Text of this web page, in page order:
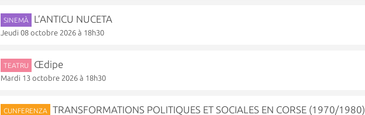
SINEMÀ L’ANTICU NUCETA
Jeudi 08 octobre 2026 à 18h30
TEATRU Œdipe
Mardi 13 octobre 2026 à 18h30
CUNFERENZA TRANSFORMATIONS POLITIQUES ET SOCIALES EN CORSE (1970/1980)